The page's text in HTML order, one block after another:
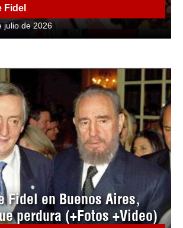
Fidel
julio de 2026
Fidel en Buenos Aires,
perdura (+Fotos +Video)